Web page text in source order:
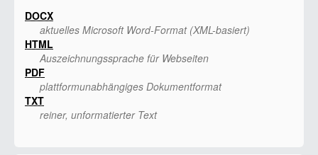
DOCX
aktuelles Microsoft Word-Format (XML-basiert)
HTML
Auszeichnungssprache für Webseiten
PDF
plattformunabhängiges Dokumentformat
TXT
reiner, unformatierter Text